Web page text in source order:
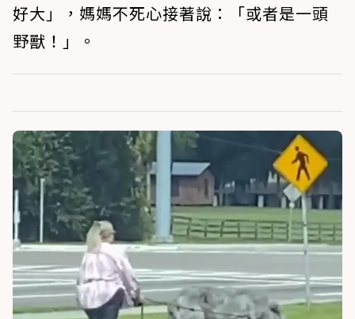
好大」，媽媽不死心接著說：「或者是一頭
野獸！」。